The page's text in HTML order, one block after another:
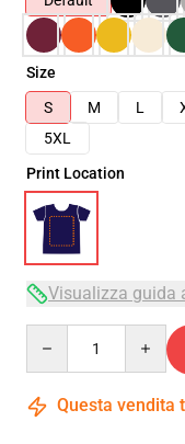
Size
S
M L
5XL
Print Location
Visualizza guida
Questa vendita